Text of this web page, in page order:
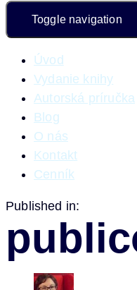
Toggle navigation
Úvod
Vydanie knihy
Autorská príručka
Blog
O nás
Kontakt
Cenník
Published in: